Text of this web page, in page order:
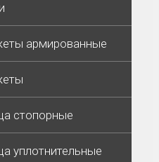
армированные
стопорные
уплотнительные